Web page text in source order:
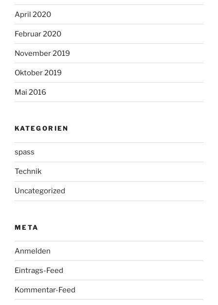
April 2020
Februar 2020
November 2019
Oktober 2019
Mai 2016
KATEGORIEN
spass
Technik
Uncategorized
META
Anmelden
Eintrags-Feed
Kommentar-Feed